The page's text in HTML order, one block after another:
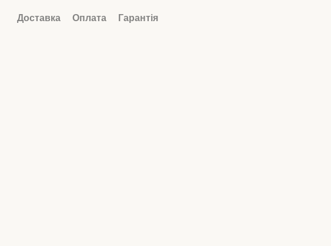
Доставка Оплата Гарантія